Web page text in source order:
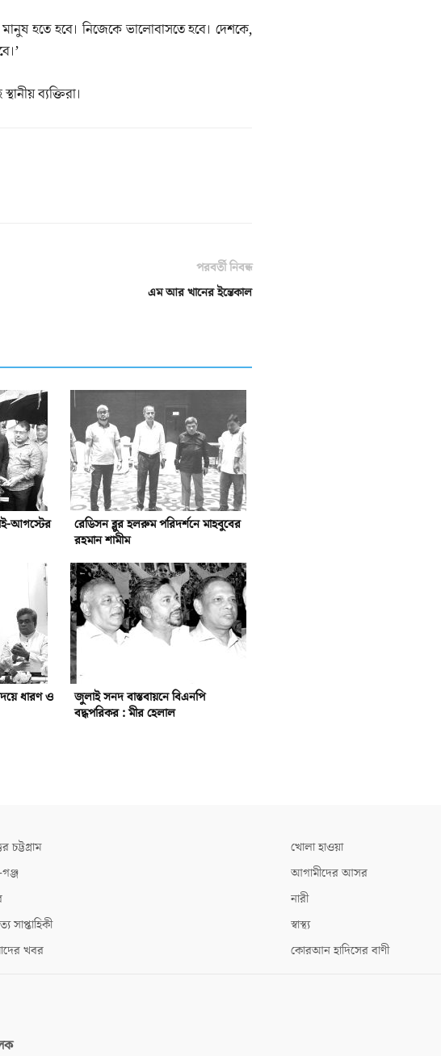
হতে হবে। নিজেকে ভালোবাসতে হবে। দেশকে,
ব্যক্তিরা।
পরবর্তী নিবন্ধ
এম আর খানের ইন্তেকাল
আগস্টের
রেডিসন ব্লুর হলরুম পরিদর্শনে মাহবুবের
রহমান শামীম
ধারণ ও
জুলাই সনদ বাস্তবায়নে বিএনপি
বদ্ধপরিকর : মীর হেলাল
চট্টগ্রাম
গঞ্জ
সাপ্তাহিকী
খবর
খোলা হাওয়া
আগামীদের আসর
নারী
স্বাস্থ্য
কোরআন হাদিসের বাণী